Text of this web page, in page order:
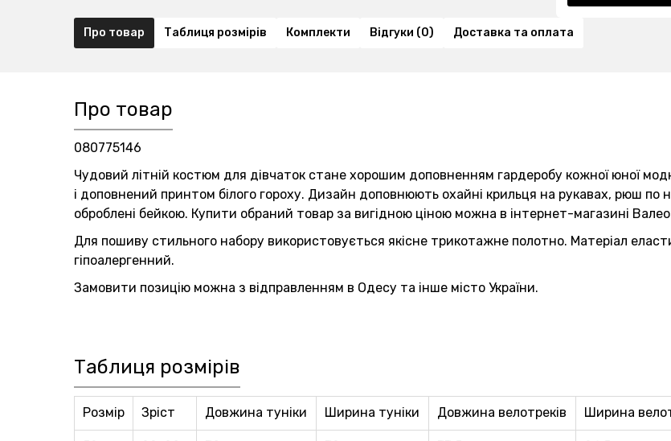
Про товар Таблиця розмірів Комплекти Відгуки (0) Доставка та оплата
Про товар
080775146
Чудовий літній костюм для дівчаток стане хорошим доповненням гардеробу кожної юної
і доповнений принтом білого гороху. Дизайн доповнюють охайні крильця на рукавах, рюш по
оброблені бейкою. Купити обраний товар за вигідною ціною можна в інтернет-магазині
Для пошиву стильного набору використовується якісне трикотажне полотно. Матеріал
гіпоалергенний.
Замовити позицію можна з відправленням в Одесу та інше місто України.
Таблиця розмірів
Розмір Зріст Довжина туніки Ширина туніки Довжина велотреків Ширина